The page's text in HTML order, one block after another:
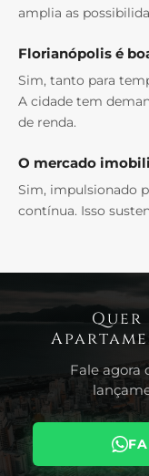
amplia as
Florianópolis é
Sim, tanto para
A cidade tem
de renda.
O mercado
Sim, impulsionado
contínua. Isso
Quer
Fale agora